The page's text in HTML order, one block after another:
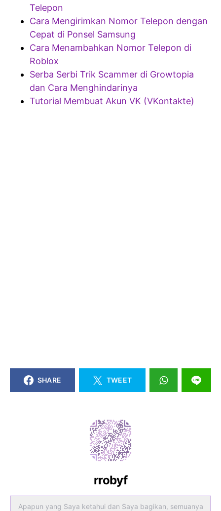
Telepon
Cara Mengirimkan Nomor Telepon dengan
Cepat di Ponsel Samsung
Cara Menambahkan Nomor Telepon di
Roblox
Serba Serbi Trik Scammer di Growtopia
dan Cara Menghindarinya
Tutorial Membuat Akun VK (VKontakte)
SHARE TWEET
rrobyf
Apapun yang Saya ketahui dan Saya bagikan, semuanya